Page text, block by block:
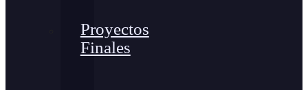
Proyectos
Finales